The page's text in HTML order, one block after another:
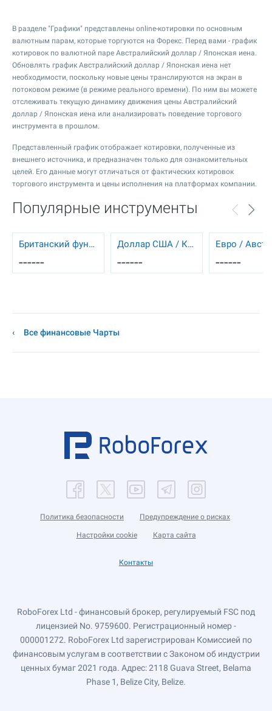
В разделе "Графики" представлены online-котировки по основным
валютным парам, которые торгуются на Форекс. Перед вами - график
котировок по валютной паре Австралийский доллар / Японская иена.
Обновлять график Австралийский доллар / Японская иена нет
необходимости, поскольку новые цены транслируются на экран в
потоковом режиме (в режиме реального времени). По ним вы можете
отслеживать текущую динамику движения цены Австралийский
доллар / Японская иена или анализировать поведение торгового
инструмента в прошлом.
Представленный график отображает котировки, полученные из
внешнего источника, и предназначен только для ознакомительных
целей. Его данные могут отличаться от фактических котировок
торгового инструмента и цены исполнения на платформах компании.
Популярные инструменты
Британский фунт / Доллар США
------
Доллар США / Канадский доллар
------ ------
Все финансовые Чарты
Политика безопасности Предупреждение о рисках
Настройки cookie Карта сайта
Контакты
RoboForex Ltd - финансовый брокер, регулируемый FSC под
лицензией No. 9759600. Регистрационный номер -
000001272. RoboForex Ltd зарегистрирован Комиссией по
финансовым услугам в соответствии с Законом об индустрии
ценных бумаг 2021 года. Адрес: 2118 Guava Street, Belama
Phase 1, Belize City, Belize.